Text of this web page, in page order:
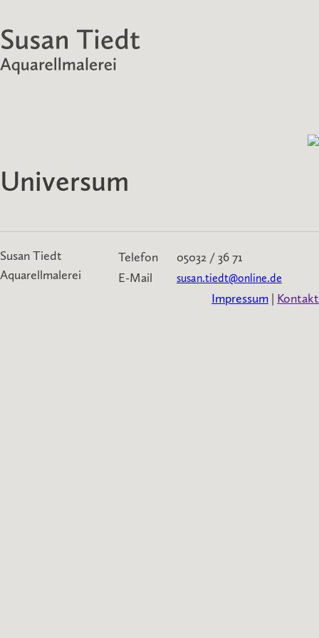
Universum
Susan Tiedt
Aquarellmalerei
Telefon
05032 / 36 71
E-Mail
susan.tiedt@online.de
Impressum | Kontakt